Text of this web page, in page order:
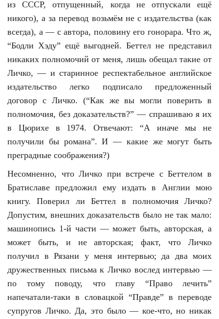
из СССР, отпущенный, когда не отпускали ещё
никого), а за перевод возьмём не с издательства (как
всегда), а — с автора, половину его гонорара. Что ж,
“Бодли Хэду” ещё выгодней. Беттел не представил
никаких полномочий от меня, лишь обещал такие от
Личко, — и старинное респектабельное английское
издательство легко подписало предложенный
договор с Личко. (“Как же вы могли поверить в
полномочия, без доказательств?” — спрашиваю я их
в Цюрихе в 1974. Отвечают: “А иначе мы не
получили бы романа”. И — какие же могут быть
преградные соображения?)
Несомненно, что Личко при встрече с Беттелом в
Братиславе предложил ему издать в Англии мою
книгу. Поверил ли Беттел в полномочия Личко?
Допустим, внешних доказательств было не так мало:
машинопись 1-й части — может быть, авторская, а
может быть, и не авторская; факт, что Личко
получил в Рязани у меня интервью; да два моих
дружественных письма к Личко вослед интервью —
по тому поводу, что главу “Право лечить”
напечатали-таки в словацкой “Правде” в переводе
супругов Личко. Да, это было — кое-что, но никак